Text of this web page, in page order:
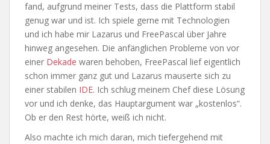
fand, aufgrund meiner Tests, dass die Plattform stabil
genug war und ist. Ich spiele gerne mit Technologien
und ich habe mir Lazarus und FreePascal über Jahre
hinweg angesehen. Die anfänglichen Probleme von vor
einer Dekade waren behoben, FreePascal lief eigentlich
schon immer ganz gut und Lazarus mauserte sich zu
einer stabilen IDE. Ich schlug meinem Chef diese Lösung
vor und ich denke, das Hauptargument war „kostenlos“.
Ob er den Rest hörte, weiß ich nicht.
Also machte ich mich daran, mich tiefergehend mit